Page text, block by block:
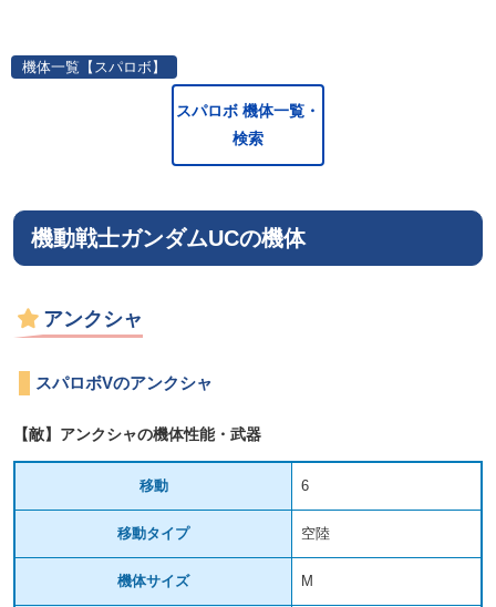
機体一覧【スパロボ】
スパロボ 機体一覧・
検索
機動戦士ガンダムUCの機体
アンクシャ
スパロボVのアンクシャ
【敵】アンクシャの機体性能・武器
移動 6
移動タイプ 空陸
機体サイズ M